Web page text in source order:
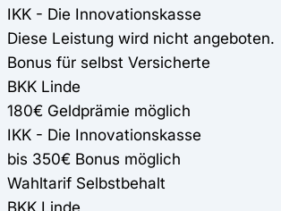
IKK - Die Innovationskasse
Diese Leistung wird nicht angeboten.
Bonus für selbst Versicherte
BKK Linde
180€ Geldprämie möglich
IKK - Die Innovationskasse
bis 350€ Bonus möglich
Wahltarif Selbstbehalt
BKK Linde